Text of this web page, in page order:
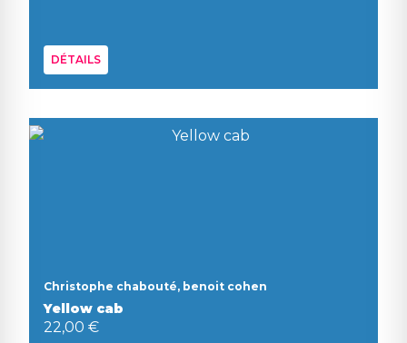
DÉTAILS
Christophe chabouté, benoit cohen
Yellow cab
22,00 €